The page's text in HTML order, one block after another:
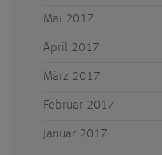
Mai 2017
April 2017
März 2017
Februar 2017
Januar 2017